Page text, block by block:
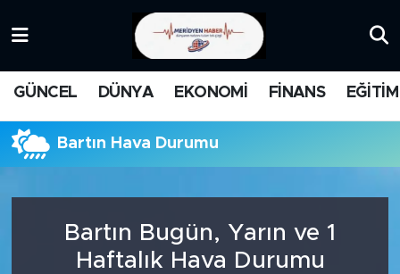
GÜNCEL DÜNYA EKONOMİ FİNANS EĞİTİM
Bartın Hava Durumu
Bartın Bugün, Yarın ve 1
Haftalık Hava Durumu
FİNANS
Süper Lig Puan Durumu ve Fikstür